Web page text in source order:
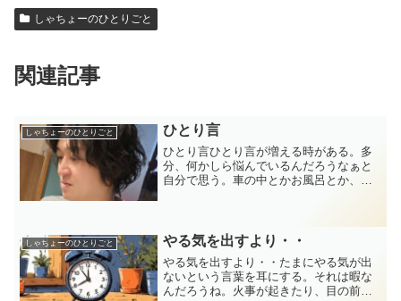
しゃちょーのひとりごと
関連記事
しゃちょーのひとりごと ひとり言
ひとり言ひとり言が増える時がある。多
分、何かしら悩んでいるんだろうなぁと
自分で思う。車の中とかお風呂とか、ふ
いな感じでネガティブスター...
しゃちょーのひとりごと やる気を出すより・・
やる気を出すより・・たまにやる気が出
ないという言葉を耳にする。それは暇な
んだろうね。火事が起きたり、目の前に